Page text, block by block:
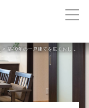
> 築40年の一戸建てを広くおしゃれにフルリフォーム｜大津市